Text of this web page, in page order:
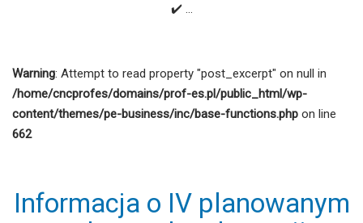
✔️ …
Warning: Attempt to read property "post_excerpt" on null in
/home/cncprofes/domains/prof-es.pl/public_html/wp-
content/themes/pe-business/inc/base-functions.php on line
662
Informacja o IV planowanym